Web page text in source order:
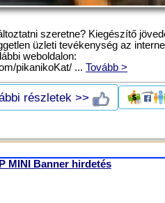
szeretne? Kiegészítő
üzleti tevékenység az
weboldalon:
pikanikoKat/ ... Tovább >
részletek >>
MINI Banner hirdetés